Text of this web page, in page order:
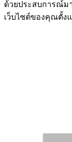
ด้วยประสบการณ์ม
เว็บไซต์ของคุณตั้ง